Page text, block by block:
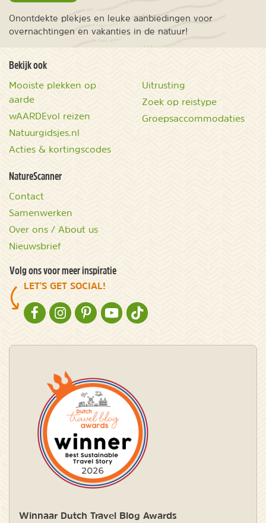
Onontdekte plekjes en leuke aanbiedingen voor
overnachtingen en vakanties in de natuur!
Bekijk ook
Mooiste plekken op
aarde
wAARDEvol reizen
Natuurgidsjes.nl
Acties & kortingscodes
Uitrusting
Zoek op reistype
Groepsaccommodaties
NatureScanner
Contact
Samenwerken
Over ons / About us
Nieuwsbrief
Volg ons voor meer inspiratie
LET'S GET SOCIAL!
NATURESCANNER OP FACEBOOK
NATURESCANNER OP INSTAGRAM
NATURESCANNER OP PINTEREST
NATURESCANNER OP YOUTUBE
NATURESCANNER OP TIKTOK
Winnaar Dutch Travel Blog Awards